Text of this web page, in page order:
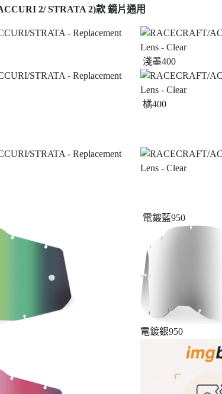
2/ STRATA 2)款 鏡片通用
淺墨400
橘400
電鍍藍950
電鍍銀950